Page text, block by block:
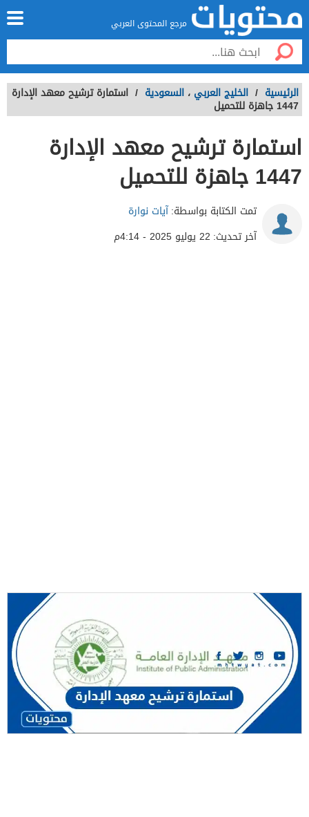
مرجع المحتوى العربي
الرئيسية / الخليج العربي ، السعودية / استمارة ترشيح معهد الإدارة
1447 جاهزة للتحميل
استمارة ترشيح معهد الإدارة
1447 جاهزة للتحميل
تمت الكتابة بواسطة:آيات نوارة
آخر تحديث: 22 يوليو 2025 - 4:14م